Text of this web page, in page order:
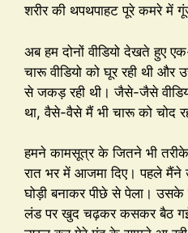
शरीर की थपथपाहट पूरे कमरे में
अब हम दोनों वीडियो देखते हुए
चारू वीडियो को घूर रही थी
से जकड़ रही थी। जैसे-जैसे
था, वैसे-वैसे मैं भी चारू को चोद
हमने कामसूत्र के जितने भी
रात भर में आजमा दिए। पहले मैंने
घोड़ी बनाकर पीछे से पेला।
लंड पर खुद चढ़कर कसकर बैठ